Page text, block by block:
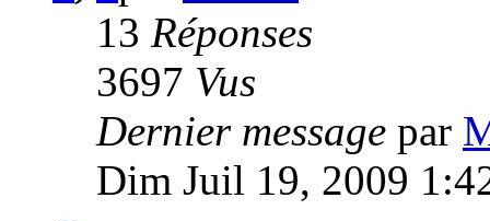
13 Réponses
3697 Vus
Dernier message par
Dim Juil 19, 2009